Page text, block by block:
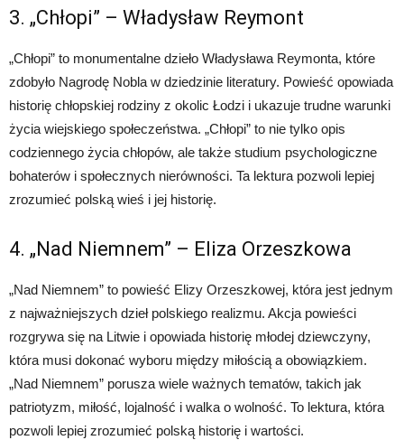
3. „Chłopi” – Władysław Reymont
„Chłopi” to monumentalne dzieło Władysława Reymonta, które
zdobyło Nagrodę Nobla w dziedzinie literatury. Powieść opowiada
historię chłopskiej rodziny z okolic Łodzi i ukazuje trudne warunki
życia wiejskiego społeczeństwa. „Chłopi” to nie tylko opis
codziennego życia chłopów, ale także studium psychologiczne
bohaterów i społecznych nierówności. Ta lektura pozwoli lepiej
zrozumieć polską wieś i jej historię.
4. „Nad Niemnem” – Eliza Orzeszkowa
„Nad Niemnem” to powieść Elizy Orzeszkowej, która jest jednym
z najważniejszych dzieł polskiego realizmu. Akcja powieści
rozgrywa się na Litwie i opowiada historię młodej dziewczyny,
która musi dokonać wyboru między miłością a obowiązkiem.
„Nad Niemnem” porusza wiele ważnych tematów, takich jak
patriotyzm, miłość, lojalność i walka o wolność. To lektura, która
pozwoli lepiej zrozumieć polską historię i wartości.